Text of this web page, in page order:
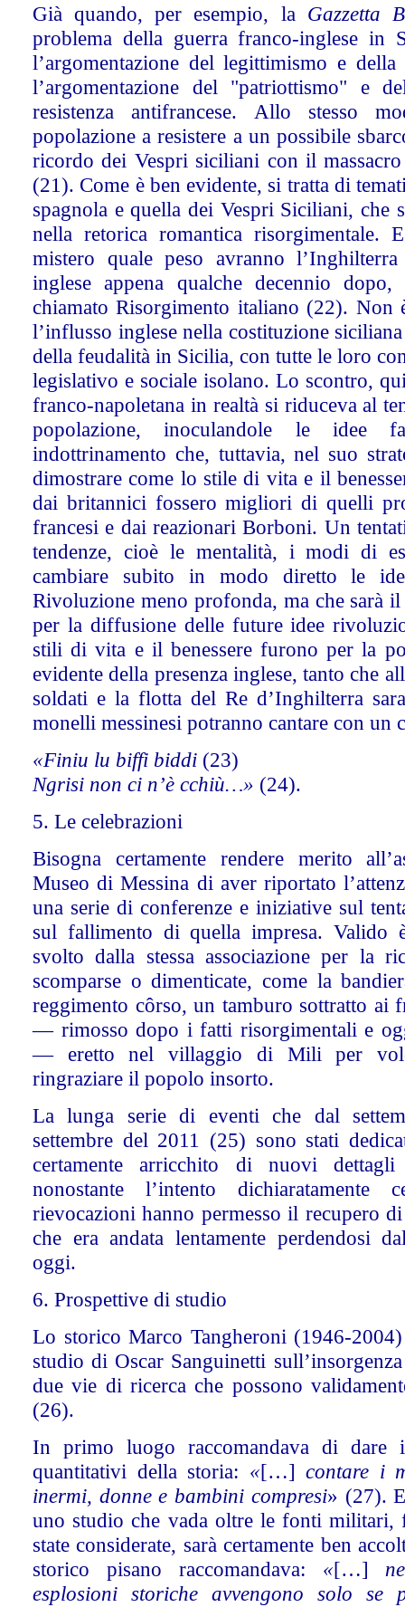
Già quando, per esempio, la Gazzetta
problema della guerra franco-inglese in
l’argomentazione del legittimismo e
l’argomentazione del "patriottismo" e
resistenza antifrancese. Allo stesso
popolazione a resistere a un possibile
ricordo dei Vespri siciliani con il
(21). Come è ben evidente, si tratta di
spagnola e quella dei Vespri Siciliani, che
nella retorica romantica
mistero quale peso avranno
inglese appena qualche decennio
chiamato Risorgimento italiano (22). Non
l’influsso inglese nella costituzione
della feudalità in Sicilia, con tutte le loro
legislativo e sociale isolano. Lo scontro,
franco-napoletana in realtà si riduceva al
popolazione, inoculandole le idee
indottrinamento che, tuttavia, nel suo
dimostrare come lo stile di vita e il
dai britannici fossero migliori di quelli
francesi e dai reazionari Borboni. Un
tendenze, cioè le mentalità, i modi di
cambiare subito in modo diretto le
Rivoluzione meno profonda, ma che sarà il
per la diffusione delle future idee
stili di vita e il benessere furono per la
evidente della presenza inglese, tanto che
soldati e la flotta del Re d’Inghilterra
monelli messinesi potranno cantare con un
«Finiu lu biffi biddi (23)
Ngrisi non ci n’è cchiù…» (24).
5. Le celebrazioni
Bisogna certamente rendere merito
Museo di Messina di aver riportato
una serie di conferenze e iniziative sul
sul fallimento di quella impresa. Valido
svolto dalla stessa associazione per la
scomparse o dimenticate, come la
reggimento côrso, un tamburo sottratto ai
— rimosso dopo i fatti risorgimentali e
— eretto nel villaggio di Mili per
ringraziare il popolo insorto.
La lunga serie di eventi che dal
settembre del 2011 (25) sono stati
certamente arricchito di nuovi
nonostante l’intento dichiaratamente
rievocazioni hanno permesso il recupero
che era andata lentamente perdendosi
oggi.
6. Prospettive di studio
Lo storico Marco Tangheroni (1946-
studio di Oscar Sanguinetti
due vie di ricerca che possono
(26).
In primo luogo raccomandava di dare
quantitativi della storia: «[…]contare i
inermi, donne e bambini compresi» (27).
uno studio che vada oltre le fonti militari,
state considerate, sarà certamente ben
storico pisano raccomandava: «[…]
esplosioni storiche avvengono solo se